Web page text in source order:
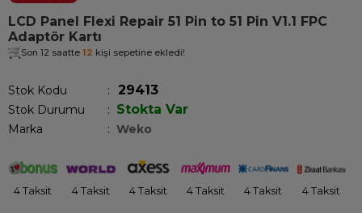
LCD Panel Flexi Repair 51 Pin to 51 Pin V1.1 FPC
Adaptör Kartı
Son 12 saatte 12 kişi sepetine ekledi!
Stok Kodu 29413
Stok Durumu : Stokta Var
Marka : Weko
4 Taksit 4 Taksit 4 Taksit 4 Taksit 4 Taksit 4 Taksit